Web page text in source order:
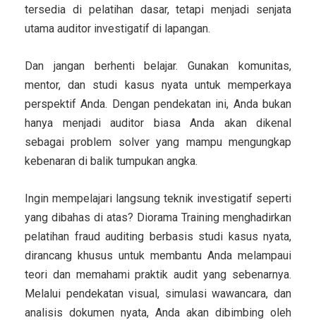
tersedia di pelatihan dasar, tetapi menjadi senjata
utama auditor investigatif di lapangan.
Dan jangan berhenti belajar. Gunakan komunitas,
mentor, dan studi kasus nyata untuk memperkaya
perspektif Anda. Dengan pendekatan ini, Anda bukan
hanya menjadi auditor biasa Anda akan dikenal
sebagai problem solver yang mampu mengungkap
kebenaran di balik tumpukan angka.
Ingin mempelajari langsung teknik investigatif seperti
yang dibahas di atas? Diorama Training menghadirkan
pelatihan fraud auditing berbasis studi kasus nyata,
dirancang khusus untuk membantu Anda melampaui
teori dan memahami praktik audit yang sebenarnya.
Melalui pendekatan visual, simulasi wawancara, dan
analisis dokumen nyata, Anda akan dibimbing oleh